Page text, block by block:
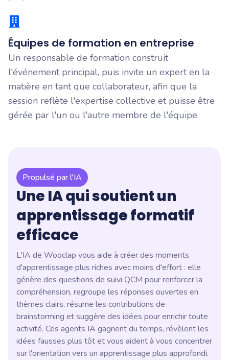
Équipes de formation en entreprise
Un responsable de formation construit
l'événement principal, puis invite un expert en la
matière en tant que collaborateur, afin que la
session reflète l'expertise collective et puisse être
gérée par l'un ou l'autre membre de l'équipe.
Propulsé par l'IA
Une IA qui soutient un
apprentissage formatif
efficace
L'IA de Wooclap vous aide à créer des moments
d'apprentissage plus riches avec moins d'effort : elle
génère des questions de suivi QCM pour renforcer la
compréhension, regroupe les réponses ouvertes en
thèmes clairs, résume les contributions de
brainstorming et suggère des idées pour enrichir toute
activité. Ces agents IA gagnent du temps, révèlent les
idées fausses plus tôt et vous aident à vous concentrer
sur l'orientation vers un apprentissage plus approfondi.